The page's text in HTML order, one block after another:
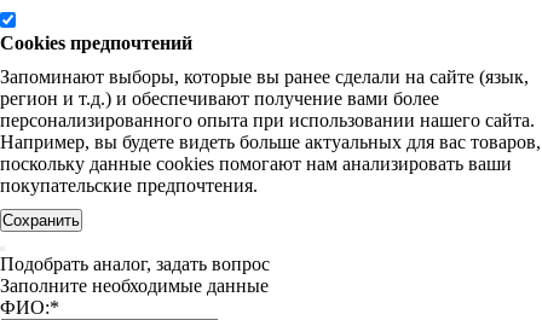
Cookies предпочтений
Запоминают выборы, которые вы ранее сделали на сайте (язык,
регион и т.д.) и обеспечивают получение вами более
персонализированного опыта при использовании нашего сайта.
Например, вы будете видеть больше актуальных для вас товаров,
поскольку данные cookies помогают нам анализировать ваши
покупательские предпочтения.
Сохранить
Подобрать аналог, задать вопрос
Заполните необходимые данные
ФИО:*